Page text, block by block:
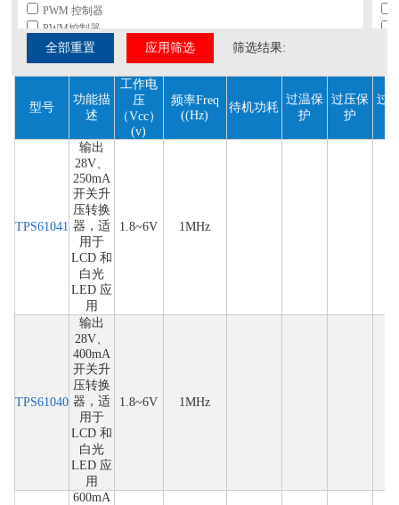
PWM 控制器
PWM控制器
带散热片的恒定电流/电压充电器
电流型脉宽调制器
电压控制PWM调制电路
调解脉冲宽度调制器
反激式开关电源IC
高效率、实现负电压输出的电源极性反转变换器
脉冲宽度调制方式的开关稳压器控制器
脉宽调制控制器
输出28V、250mA 开关升压转换器，适用于 LCD 和白光 LED 应用
输出28V、400mA 开关升压转换器，适用于 LCD 和白光 LED 应用
应用于中小功率反激式开关电源的 高度集成电流模式 PWM 控制器
全部重置 应用筛选 筛选结果:
型号
功能描
述
工作电
压
（Vcc）
(v)
频率Freq
((Hz)
待机功耗
过温保
护
过压保
护
过
TPS61041
输出
28V、
250mA
开关升
压转换
器，适
用于
LCD 和
白光
LED 应
用
1.8~6V 1MHz
TPS61040
输出
28V、
400mA
开关升
压转换
器，适
用于
LCD 和
白光
LED 应
用
1.8~6V 1MHz
600mA